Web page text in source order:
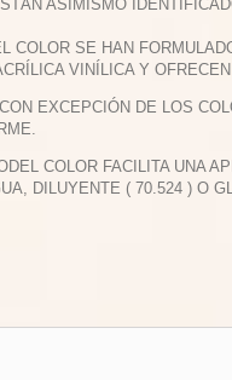
ASIMISMO
COLOR SE HAN
VINÍLICA Y
EXCEPCIÓN DE LOS
COLOR FACILITA UNA
DILUYENTE ( 70.524 ) O